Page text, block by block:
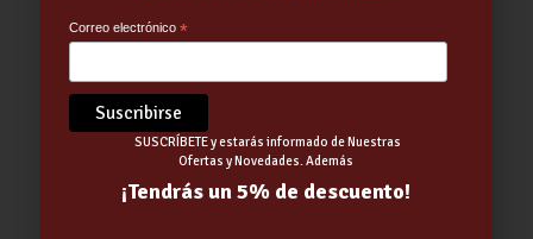
Correo electrónico*
SUSCRÍBETE y estarás informado de Nuestras
Ofertas y Novedades. Además
¡Tendrás un 5% de descuento!